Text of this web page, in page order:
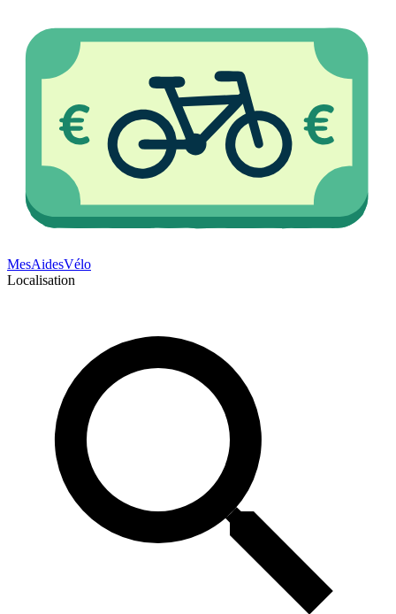
MesAidesVélo
Localisation